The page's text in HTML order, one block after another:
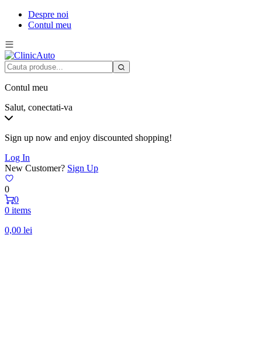
Despre noi
Contul meu
Contul meu
Salut, conectati-va
Sign up now and enjoy discounted shopping!
Log In
New Customer? Sign Up
0
0
0 items
0,00 lei